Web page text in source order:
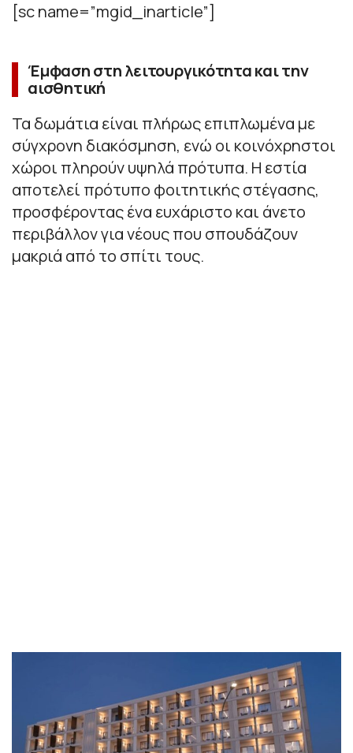
[sc name=”mgid_inarticle”]
Έμφαση στη λειτουργικότητα και την
αισθητική
Τα δωμάτια είναι πλήρως επιπλωμένα με
σύγχρονη διακόσμηση, ενώ οι κοινόχρηστοι
χώροι πληρούν υψηλά πρότυπα. Η εστία
αποτελεί πρότυπο φοιτητικής στέγασης,
προσφέροντας ένα ευχάριστο και άνετο
περιβάλλον για νέους που σπουδάζουν
μακριά από το σπίτι τους.